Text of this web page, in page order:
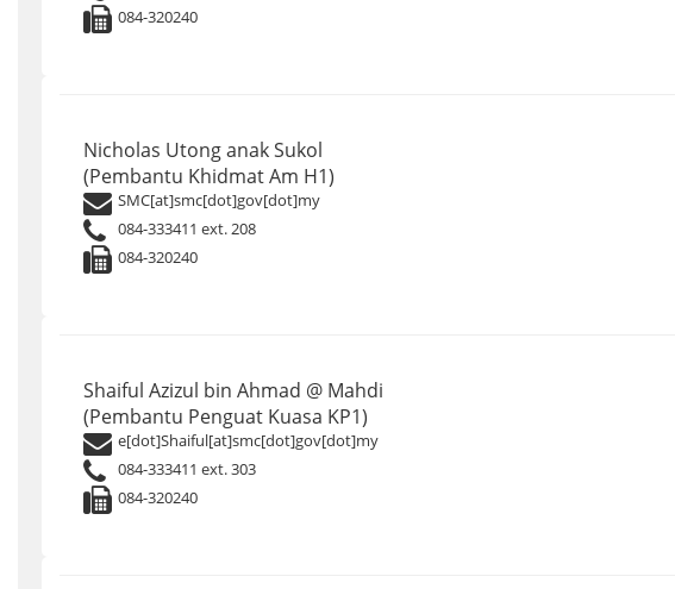
084-320240
Nicholas Utong anak Sukol
(Pembantu Khidmat Am H1)
SMC[at]smc[dot]gov[dot]my
084-333411 ext. 208
084-320240
Shaiful Azizul bin Ahmad @ Mahdi
(Pembantu Penguat Kuasa KP1)
e[dot]Shaiful[at]smc[dot]gov[dot]my
084-333411 ext. 303
084-320240